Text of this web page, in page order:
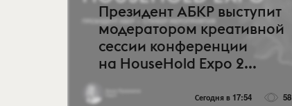
Президент АБКР выступит
модератором креативной
сессии конференции
на HouseHold Expo 2...
Сегодня в 17:54 58